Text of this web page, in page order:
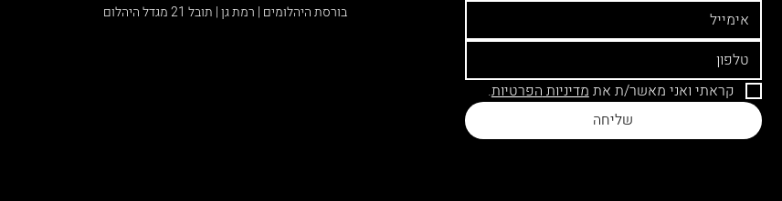
בורסת היהלומים | רמת גן | תובל 21 מגדל היהלום
קראתי ואני מאשר/ת את מדיניות הפרטיות.
שליחה